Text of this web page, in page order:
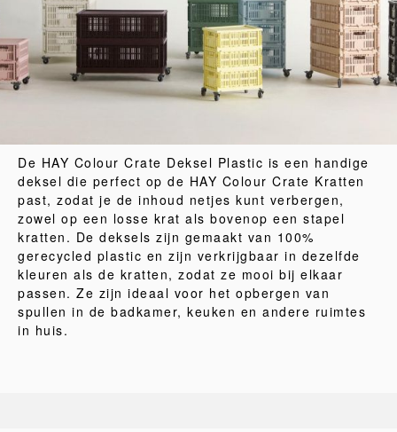
De HAY Colour Crate Deksel Plastic is een handige
deksel die perfect op de HAY Colour Crate Kratten
past, zodat je de inhoud netjes kunt verbergen,
zowel op een losse krat als bovenop een stapel
kratten. De deksels zijn gemaakt van 100%
gerecycled plastic en zijn verkrijgbaar in dezelfde
kleuren als de kratten, zodat ze mooi bij elkaar
passen. Ze zijn ideaal voor het opbergen van
spullen in de badkamer, keuken en andere ruimtes
in huis.